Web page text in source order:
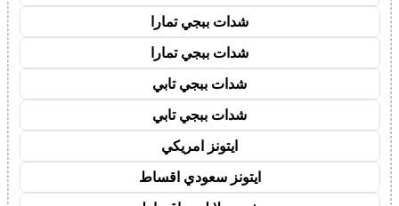
شدات ببجي تمارا
شدات ببجي تمارا
شدات ببجي تابي
شدات ببجي تابي
ايتونز امريكي
ايتونز سعودي اقساط